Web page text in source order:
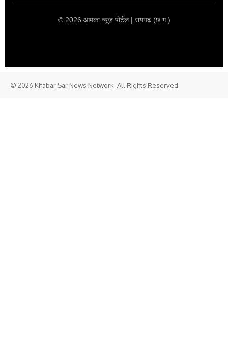
© 2026 आपका न्यूज़ पोर्टल | रायगढ़ (छ.ग.)
© 2026 Khabar Sar News Network. All Rights Reserved.